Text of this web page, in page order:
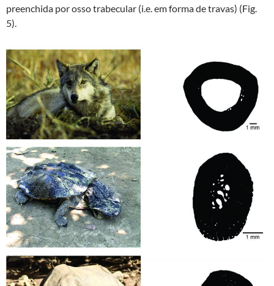
preenchida por osso trabecular (i.e. em forma de travas) (Fig.
5).